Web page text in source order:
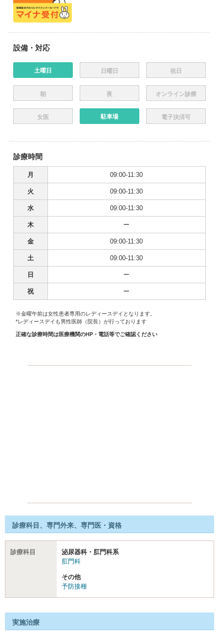
設備・対応
土曜日 日曜日 祝日
朝 夜 オンライン診療
女医 駐車場 電子決済可
診療時間
月 09:00-11:30
火 09:00-11:30
水 09:00-11:30
木 ー
金 09:00-11:30
土 09:00-11:30
日 ー
祝 ー
※金曜午前は女性患者専用のレディースデイとなります。
*レディースデイも男性医師（院長）が行っております
正確な診療時間は医療機関のHP・電話等でご確認ください
診療科目、専門外来、専門医・資格
診療科目
泌尿器科・肛門科系
肛門科
その他
予防接種
実施治療